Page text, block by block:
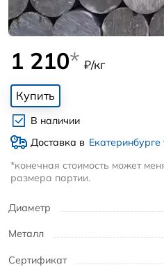
Диаметр
Металл
Сертификат
1 210* ₽/кг
Купить
В наличии
Доставка в Екатеринбурге
*конечная стоимость может
размера партии.